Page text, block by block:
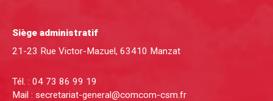
Siège administratif
21-23 Rue Victor-Mazuel, 63410 Manzat
Tél. : 04 73 86 99 19
Mail : secretariat-general@comcom-csm.fr